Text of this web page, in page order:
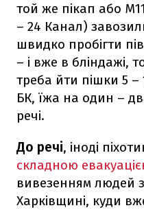
той же пікап або
– 24 Канал)
швидко пробігти
– і вже в бліндажі,
треба йти пішки 5 –
БК, їжа на один –
речі.
До речі, іноді
складною
вивезенням людей
Харківщині, куди